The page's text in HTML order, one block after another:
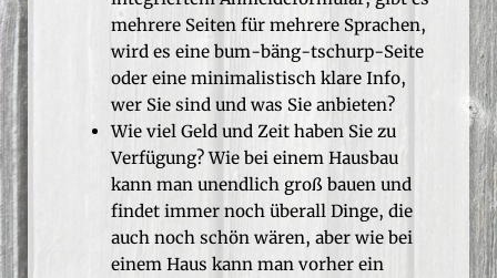
mehrere Seiten für mehrere Sprachen,
wird es eine bum-bäng-tschurp-Seite
oder eine minimalistisch klare Info,
wer Sie sind und was Sie anbieten?
Wie viel Geld und Zeit haben Sie zu
Verfügung? Wie bei einem Hausbau
kann man unendlich groß bauen und
findet immer noch überall Dinge, die
auch noch schön wären, aber wie bei
einem Haus kann man vorher ein